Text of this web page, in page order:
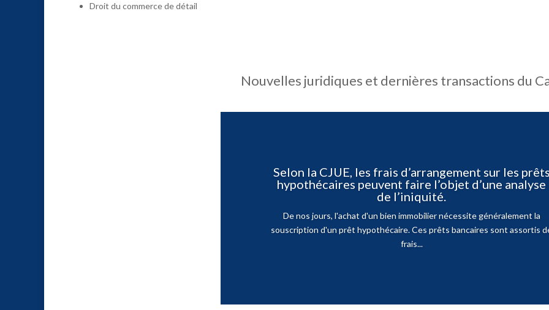
Droit du commerce de détail
Nouvelles juridiques et dernières transactions du
Selon la CJUE, les frais d’arrangement sur les prêts
hypothécaires peuvent faire l’objet d’une analyse
de l’iniquité.
De nos jours, l'achat d'un bien immobilier nécessite généralement la
souscription d'un prêt hypothécaire. Ces prêts bancaires sont assortis
frais...